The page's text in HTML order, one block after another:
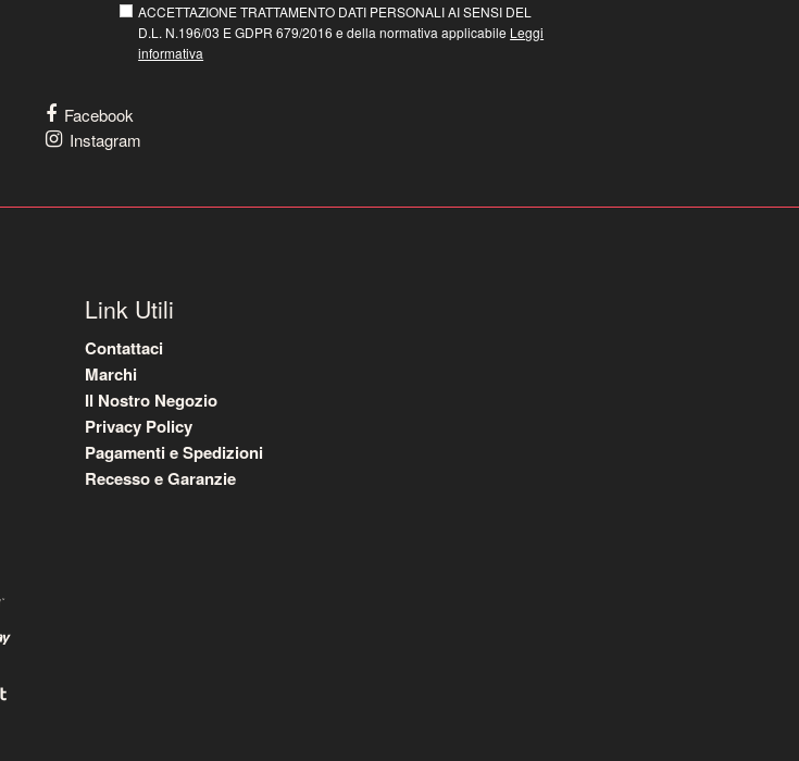
ACCETTAZIONE TRATTAMENTO DATI PERSONALI AI SENSI DEL
D.L. N.196/03 E GDPR 679/2016 e della normativa applicabile Leggi
informativa
Facebook
Instagram
Link Utili
Contattaci
Marchi
Il Nostro Negozio
Privacy Policy
Pagamenti e Spedizioni
Recesso e Garanzie